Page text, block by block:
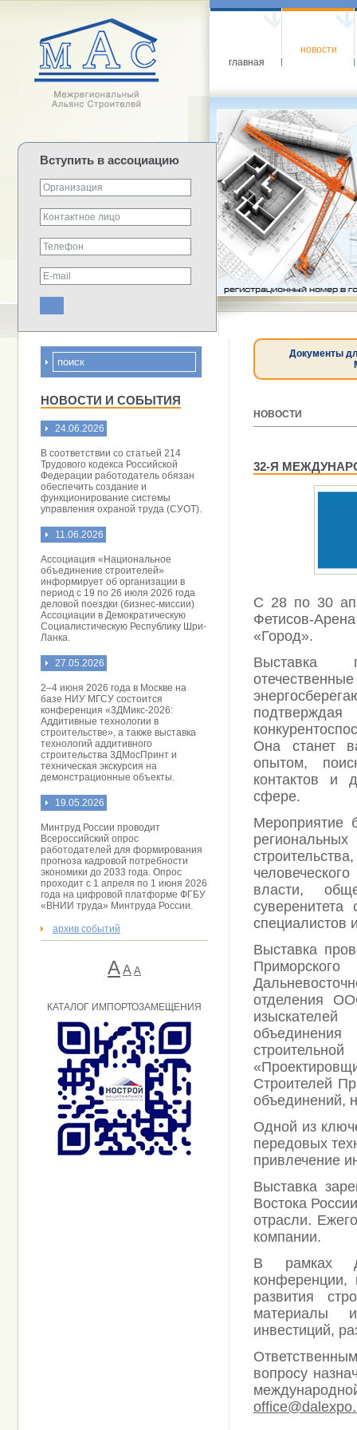
главная
новости
Вступить в ассоциацию
НОВОСТИ И СОБЫТИЯ
24.06.2026
В соответствии со статьей 214
Трудового кодекса Российской
Федерации работодатель обязан
обеспечить создание и
функционирование системы
управления охраной труда (СУОТ).
11.06.2026
Ассоциация «Национальное
объединение строителей»
информирует об организации в
период с 19 по 26 июля 2026 года
деловой поездки (бизнес-миссии)
Ассоциации в Демократическую
Социалистическую Республику Шри-
Ланка.
27.05.2026
2–4 июня 2026 года в Москве на
базе НИУ МГСУ состоится
конференция «3ДМикс-2026:
Аддитивные технологии в
строительстве», а также выставка
технологий аддитивного
строительства 3ДМосПринт и
техническая экскурсия на
демонстрационные объекты.
19.05.2026
Минтруд России проводит
Всероссийский опрос
работодателей для формирования
прогноза кадровой потребности
экономики до 2033 года. Опрос
проходит с 1 апреля по 1 июня 2026
года на цифровой платформе ФГБУ
«ВНИИ труда» Минтруда России.
архив событий
АA А
КАТАЛОГ ИМПОРТОЗАМЕЩЕНИЯ
Документы
НОВОСТИ
32-Я
С 28 по 30
Фетисов-
«Город».
Выставка
Она станет
опытом,
контактов и
сфере.
Мероприятие
власти,
специалистов
Выставка
отделения
Строителей
объединений,
Одной из
передовых
привлечение
Выставка
Востока
отрасли.
компании.
В рамках
конференции,
развития
материалы и
инвестиций,
вопросу